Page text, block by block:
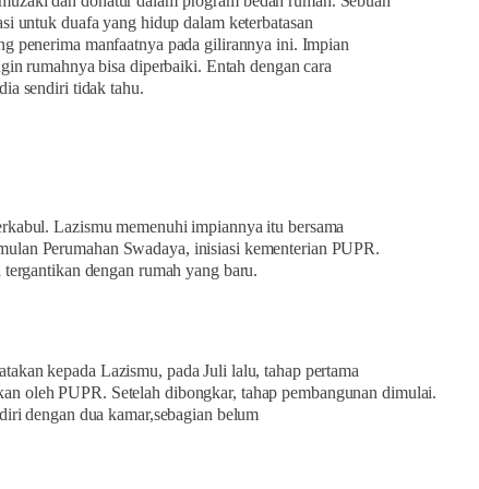
untuk duafa yang hidup dalam keterbatasan
penerima manfaatnya pada gilirannya ini. Impian
rumahnya bisa diperbaiki. Entah dengan cara
sendiri tidak tahu.
Lazismu memenuhi impiannya itu bersama
Perumahan Swadaya, inisiasi kementerian PUPR.
dengan rumah yang baru.
kepada Lazismu, pada Juli lalu, tahap pertama
oleh PUPR. Setelah dibongkar, tahap pembangunan dimulai.
dengan dua kamar,sebagian belum